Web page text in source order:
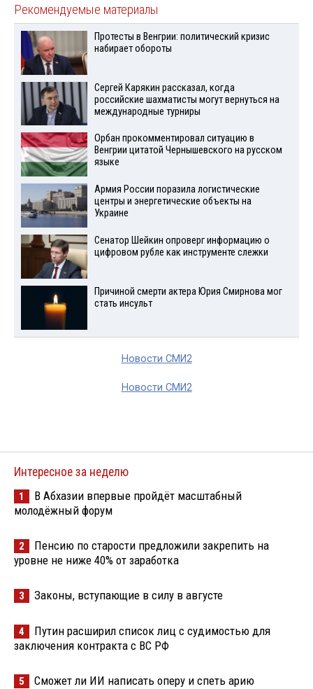
Рекомендуемые материалы
Протесты в Венгрии: политический кризис
набирает обороты
Сергей Карякин рассказал, когда
российские шахматисты могут вернуться на
международные турниры
Орбан прокомментировал ситуацию в
Венгрии цитатой Чернышевского на русском
языке
Армия России поразила логистические
центры и энергетические объекты на
Украине
Сенатор Шейкин опроверг информацию о
цифровом рубле как инструменте слежки
Причиной смерти актера Юрия Смирнова мог
стать инсульт
Новости СМИ2
Новости СМИ2
Интересное за неделю
1
В Абхазии впервые пройдёт масштабный
молодёжный форум
2
Пенсию по старости предложили закрепить на
уровне не ниже 40% от заработка
3 Законы, вступающие в силу в августе
4
Путин расширил список лиц с судимостью для
заключения контракта с ВС РФ
5 Сможет ли ИИ написать оперу и спеть арию